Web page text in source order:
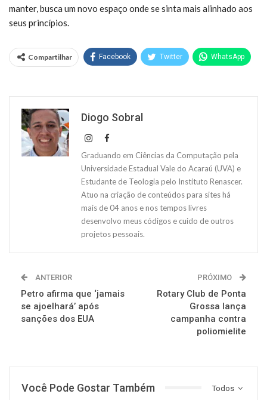
manter, busca um novo espaço onde se sinta mais alinhado aos
seus princípios.
Compartilhar Facebook Twitter WhatsApp
Diogo Sobral
Graduando em Ciências da Computação pela
Universidade Estadual Vale do Acaraú (UVA) e
Estudante de Teologia pelo Instituto Renascer.
Atuo na criação de conteúdos para sites há
mais de 04 anos e nos tempos livres
desenvolvo meus códigos e cuido de outros
projetos pessoais.
ANTERIOR
Petro afirma que ‘jamais
se ajoelhará’ após
sanções dos EUA
PRÓXIMO
Rotary Club de Ponta
Grossa lança
campanha contra
poliomielite
Todos
Você Pode Gostar Também